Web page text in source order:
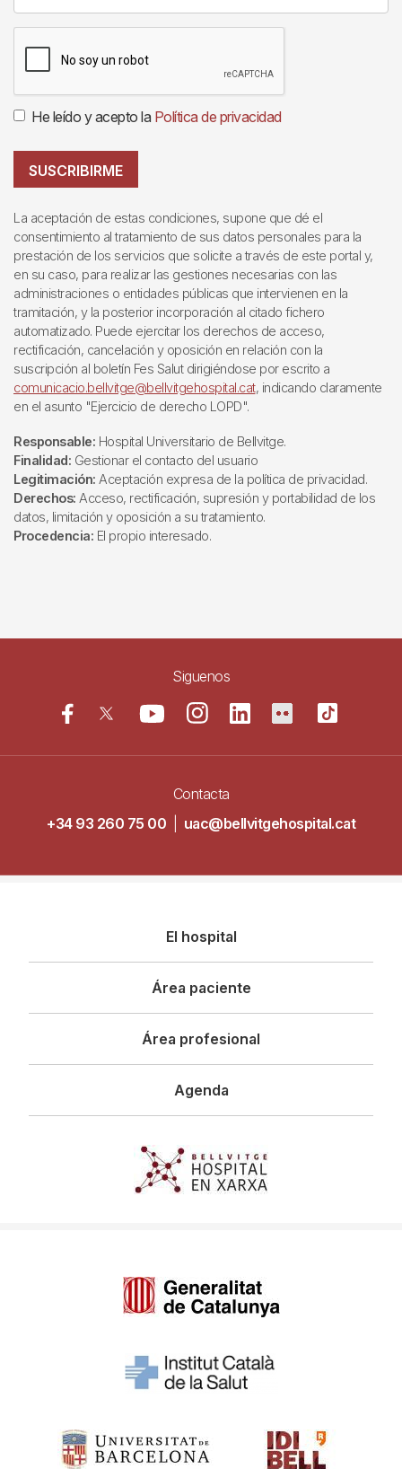
He leído y acepto la Política de privacidad
SUSCRIBIRME
La aceptación de estas condiciones, supone que dé el
consentimiento al tratamiento de sus datos personales para la
prestación de los servicios que solicite a través de este portal y,
en su caso, para realizar las gestiones necesarias con las
administraciones o entidades públicas que intervienen en la
tramitación, y la posterior incorporación al citado fichero
automatizado. Puede ejercitar los derechos de acceso,
rectificación, cancelación y oposición en relación con la
suscripción al boletín Fes Salut dirigiéndose por escrito a
comunicacio.bellvitge@bellvitgehospital.cat, indicando claramente
en el asunto "Ejercicio de derecho LOPD".
Responsable: Hospital Universitario de Bellvitge.
Finalidad: Gestionar el contacto del usuario
Legitimación: Aceptación expresa de la política de privacidad.
Derechos: Acceso, rectificación, supresión y portabilidad de los
datos, limitación y oposición a su tratamiento.
Procedencia: El propio interesado.
Siguenos
Contacta
+34 93 260 75 00
uac@bellvitgehospital.cat
principal
El hospital
Área paciente
Área profesional
Agenda